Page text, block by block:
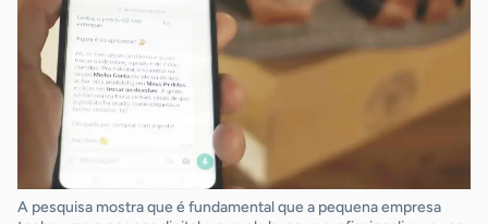
A pesquisa mostra que é fundamental que a pequena empresa